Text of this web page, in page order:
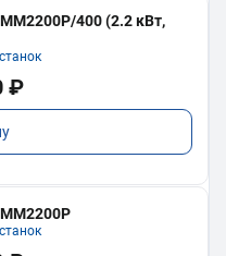
400 (2.2 кВт,
₽